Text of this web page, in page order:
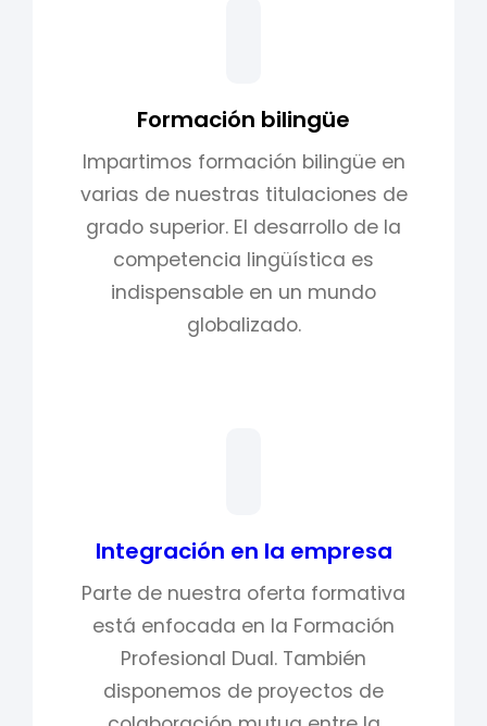
Formación bilingüe
Impartimos formación bilingüe en
varias de nuestras titulaciones de
grado superior. El desarrollo de la
competencia lingüística es
indispensable en un mundo
globalizado.
Integración en la empresa
Parte de nuestra oferta formativa
está enfocada en la Formación
Profesional Dual. También
disponemos de proyectos de